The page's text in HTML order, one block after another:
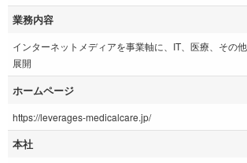
業務内容
インターネットメディアを事業軸に、IT、医療、その
展開
ホームページ
https://leverages-medicalcare.jp/
本社